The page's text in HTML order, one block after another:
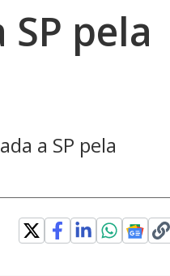
pela
a SP pela